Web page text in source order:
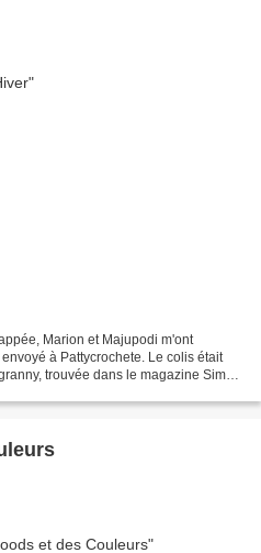
Marion et Majupodi m'ont
à Pattycrochete. Le colis était
trouvée dans le magazine Simply